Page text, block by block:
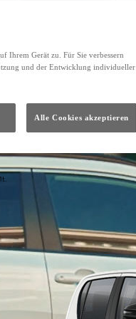
Ihrem Gerät zu. Für Sie verbessern
und der Entwicklung individueller
Alle Cookies akzeptieren